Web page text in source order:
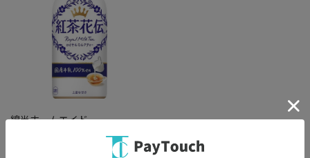
綿半ホームエイド
紅茶花伝ロイヤルミルクティ